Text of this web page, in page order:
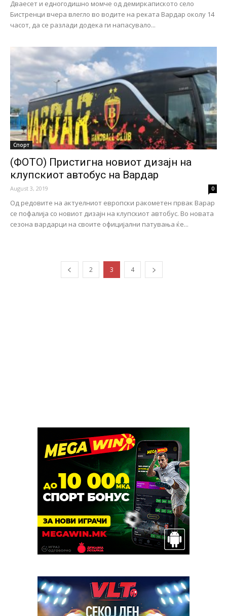
Дваесет и едногодишно момче од демиркапиското село
Бистренци вчера влегло во водите на реката Вардар околу 14
часот, да се разлади додека ги напасувало...
Спорт
(ФОТО) Пристигна новиот дизајн на
клупскиот автобус на Вардар
August 3, 2019 0
Од редовите на актуелниот европски ракометен првак Варар
се пофалија со новиот дизајн на клупскиот автобус. Во новата
сезона вардарци на своите официјални патувања ќе...
2 3 4